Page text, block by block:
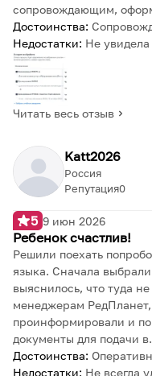
сопровождающим,
Достоинства:
Недостатки: Не
Читать весь отзыв
Katt2026
Репутация0
Россия
5 9 июн 2026
Ребенок счастлив!
Решили поехать
языка. Сначала
выяснилось, что туда
менеджерам
проинформировали и
документы для подачи
Достоинства:
Недостатки: Не всегда